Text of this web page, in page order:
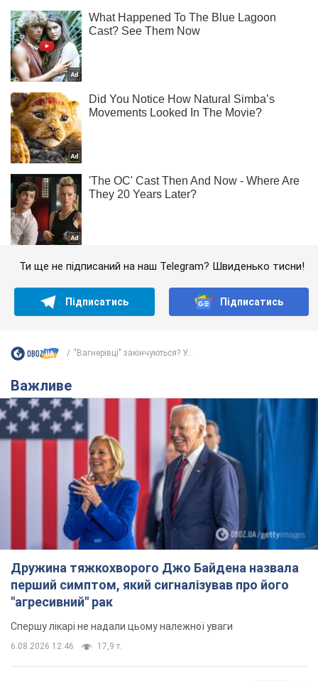
Ти ще не підписаний на наш Telegram? Швиденько тисни!
Підписатись Підписатись
"Вагнерівці" закінчуються? У...
Важливе
Дружина тяжкохворого Джо Байдена назвала
перший симптом, який сигналізував про його
"агресивний" рак
Спершу лікарі не надали цьому належної уваги
6.08.2026 12:46 17,9 т.